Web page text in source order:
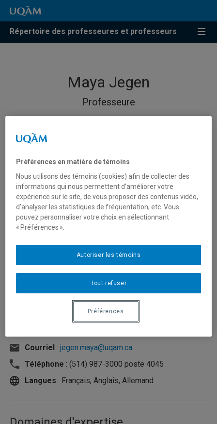
Répertoire des professeures et professeurs
Maya Jegen
Professeure
Courriel : jegen.maya@uqam.ca
Téléphone : (514) 987-3000 poste 4045
Langues : Français, Anglais, Allemand
Préférences en matière de témoins
Nous utilisons des témoins (cookies) afin de collecter des
informations qui nous permettent d’améliorer votre
expérience sur le site, de vous proposer des contenus vidéo,
d’analyser les statistiques de fréquentation, etc. Vous
pouvez personnaliser votre choix en sélectionnant
« Préférences ».
Tout refuser
Autoriser les témoins
Préférences